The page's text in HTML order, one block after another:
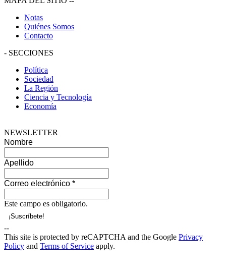
Notas
Quiénes Somos
Contacto
- SECCIONES
Política
Sociedad
La Región
Ciencia y Tecnología
Economía
NEWSLETTER
Nombre
Apellido
Correo electrónico *
Este campo es obligatorio.
--
This site is protected by reCAPTCHA and the Google Privacy
Policy and Terms of Service apply.